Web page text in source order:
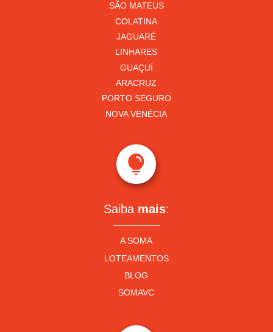
SÃO MATEUS
COLATINA
JAGUARÉ
LINHARES
GUAÇUÍ
ARACRUZ
PORTO SEGURO
NOVA VENÉCIA

Saiba mais:
A SOMA
LOTEAMENTOS
BLOG
SOMAVC